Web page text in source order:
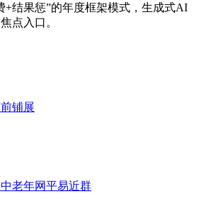
+结果惩”的年度框架模式，生成式AI
点入口。
铺展
老年网平易近群